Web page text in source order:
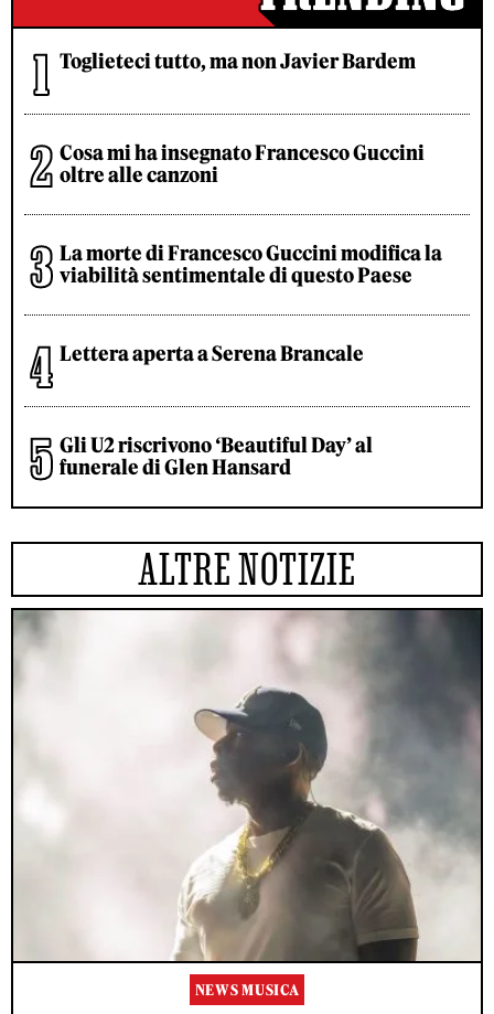
Toglieteci tutto, ma non Javier Bardem
Cosa mi ha insegnato Francesco Guccini
oltre alle canzoni
La morte di Francesco Guccini modifica la
viabilità sentimentale di questo Paese
Lettera aperta a Serena Brancale
Gli U2 riscrivono ‘Beautiful Day’ al
funerale di Glen Hansard
ALTRE NOTIZIE
NEWS MUSICA